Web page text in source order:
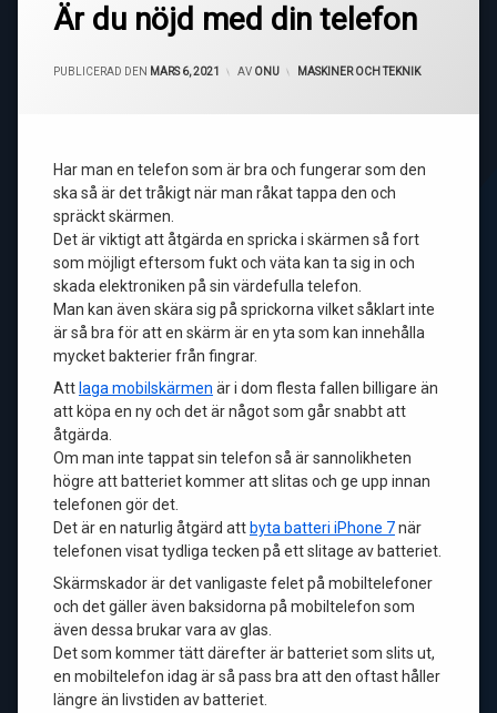
Är du nöjd med din telefon
PUBLICERAD DEN MARS 6, 2021 AV ONU KATEGORIER:
MASKINER OCH TEKNIK
Har man en telefon som är bra och fungerar som den
ska så är det tråkigt när man råkat tappa den och
spräckt skärmen.
Det är viktigt att åtgärda en spricka i skärmen så fort
som möjligt eftersom fukt och väta kan ta sig in och
skada elektroniken på sin värdefulla telefon.
Man kan även skära sig på sprickorna vilket såklart inte
är så bra för att en skärm är en yta som kan innehålla
mycket bakterier från fingrar.
Att laga mobilskärmen är i dom flesta fallen billigare än
att köpa en ny och det är något som går snabbt att
åtgärda.
Om man inte tappat sin telefon så är sannolikheten
högre att batteriet kommer att slitas och ge upp innan
telefonen gör det.
Det är en naturlig åtgärd att byta batteri iPhone 7när
telefonen visat tydliga tecken på ett slitage av batteriet.
Skärmskador är det vanligaste felet på mobiltelefoner
och det gäller även baksidorna på mobiltelefon som
även dessa brukar vara av glas.
Det som kommer tätt därefter är batteriet som slits ut,
en mobiltelefon idag är så pass bra att den oftast håller
längre än livstiden av batteriet.